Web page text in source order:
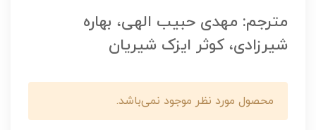
مترجم: مهدی حبیب الهی، بهاره
شیرزادی، کوثر ایزک شیریان
محصول مورد نظر موجود نمی‌باشد.